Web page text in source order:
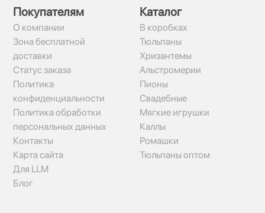
Покупателям
О компании
Зона бесплатной
доставки
Статус заказа
Политика
конфиденциальности
Политика обработки
персональных данных
Контакты
Карта сайта
Для LLM
Блог
Каталог
В коробках
Тюльпаны
Хризантемы
Альстромерии
Пионы
Свадебные
Мягкие игрушки
Каллы
Ромашки
Тюльпаны оптом